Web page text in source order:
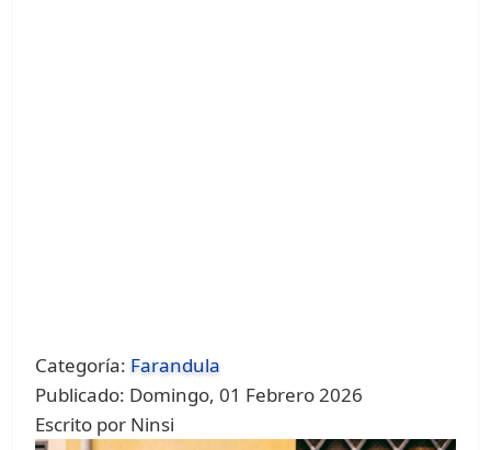
Categoría: Farandula
Publicado: Domingo, 01 Febrero 2026
Escrito por Ninsi